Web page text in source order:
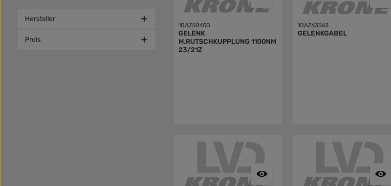
Hersteller
Preis
10AZ50450
GELENK
M.RUTSCHKUPPLUNG 1100NM
23/21Z
10AZ63563
GELENKGABEL